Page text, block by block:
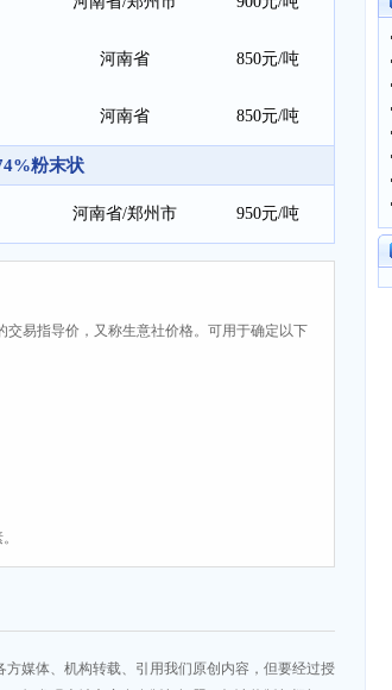
河南省 850元/吨
河南省 850元/吨
粉末状
河南省/郑州市 950元/吨
易指导价，又称生意社价格。可用于确定以下
方媒体、机构转载、引用我们原创内容，但要经过授